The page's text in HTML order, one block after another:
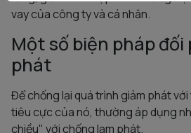
vay của công ty và cá nhân.
Một số biện pháp đối
phát
Để chống lại quá trình giảm phát
tiêu cực của nó, thường áp dụng
chiều" với chống lạm phát.